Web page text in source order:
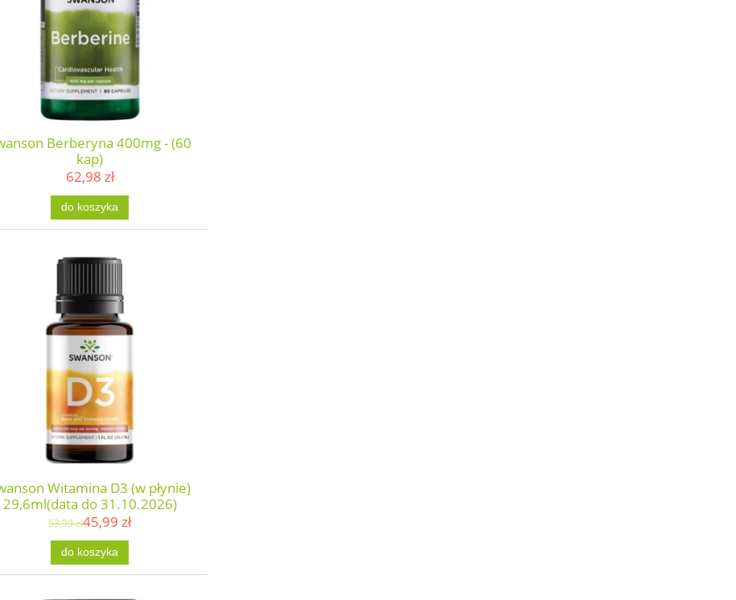
Berberyna 400mg - (60
kap)
62,98 zł
do koszyka
Witamina D3 (w płynie)
29,6ml(data do 31.10.2026)
53,99 zł45,99 zł
do koszyka